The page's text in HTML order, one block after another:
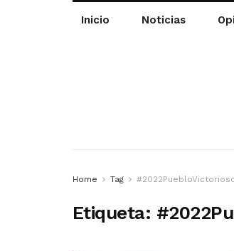
Inicio Noticias
Home Tag
Etiqueta: